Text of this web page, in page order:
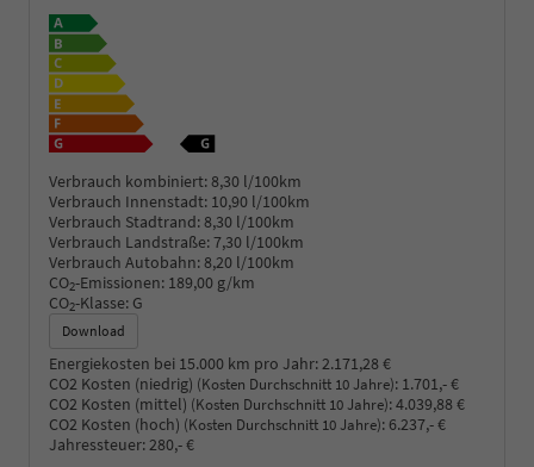
Verbrauch kombiniert:8,30 l/100km
Verbrauch Innenstadt: 10,90 l/100km
Verbrauch Stadtrand:8,30 l/100km
Verbrauch Landstraße:7,30 l/100km
Verbrauch Autobahn:8,20 l/100km
CO2-Emissionen: 189,00 g/km
CO2-Klasse: G
Download
Energiekosten bei 15.000 km pro Jahr: 2.171,28 €
CO2 Kosten (niedrig) (Kosten Durchschnitt 10 Jahre): 1.701,- €
CO2 Kosten (mittel) (Kosten Durchschnitt 10 Jahre):4.039,88 €
CO2 Kosten (hoch) (Kosten Durchschnitt 10 Jahre): 6.237,- €
Jahressteuer: 280,- €